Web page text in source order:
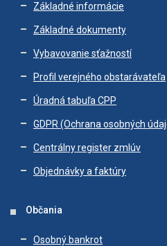
Základné informácie
Základné dokumenty
Vybavovanie sťažností
Profil verejného obstarávateľa
Úradná tabuľa CPP
GDPR (Ochrana osobných
Centrálny register zmlúv
Objednávky a faktúry
Občania
Osobný bankrot